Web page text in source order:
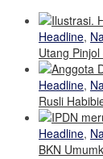
Headline,
Utang
Headline,
Rusli
Headline,
BKN